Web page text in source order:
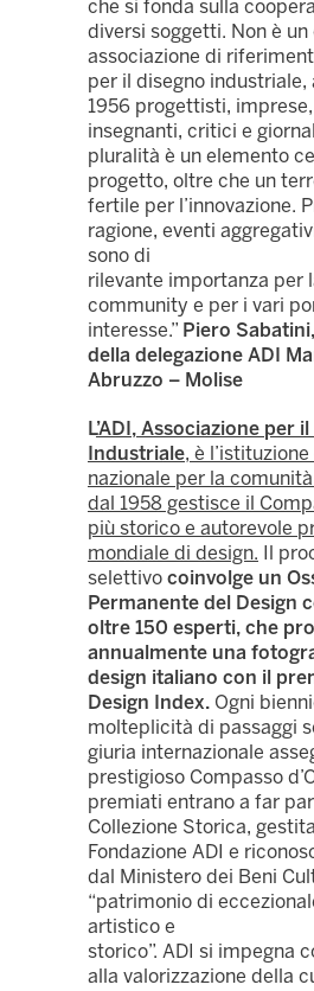
che si fonda sulla
diversi soggetti. Non è un
associazione di
per il disegno industriale,
1956 progettisti,
insegnanti, critici e
pluralità è un elemento
progetto, oltre che un
fertile per l’innovazione.
ragione, eventi
sono di
rilevante importanza per
community e per i vari
interesse.” Piero
della delegazione ADI
Abruzzo – Molise
L’ADI, Associazione per
Industriale, è
nazionale per la
dal 1958 gestisce il
più storico e autorevole
mondiale di design. Il
selettivo coinvolge un
Permanente del Design
oltre 150 esperti, che
annualmente una
design italiano con il
Design Index. Ogni
molteplicità di passaggi
giuria internazionale
prestigioso Compasso
premiati entrano a far
Collezione Storica,
Fondazione ADI e
dal Ministero dei Beni
“patrimonio di
artistico e
storico”. ADI si impegna
alla valorizzazione della